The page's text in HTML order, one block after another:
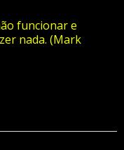
funcionar e
nada. (Mark